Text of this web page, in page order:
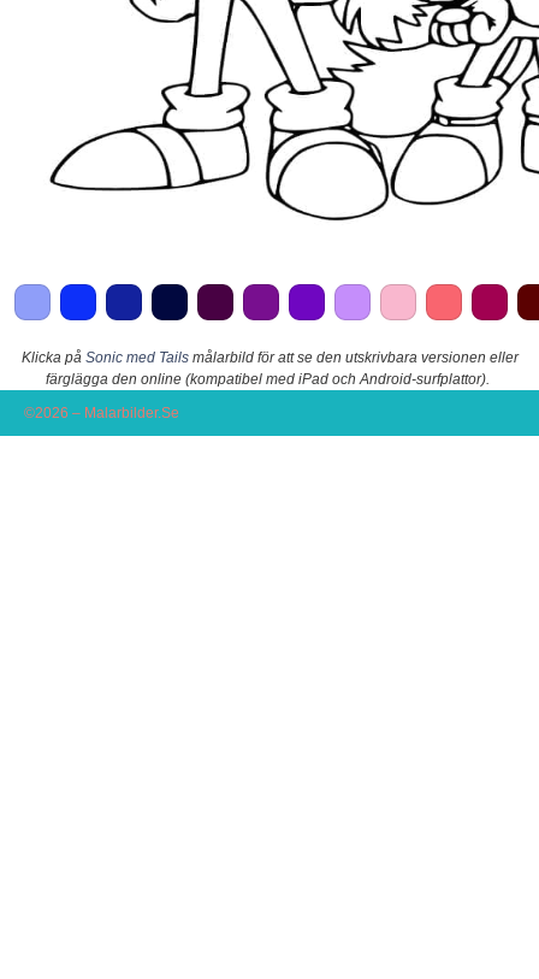
Klicka på Sonic med Tailsmålarbild för att se den utskrivbara versionen eller
färglägga den online (kompatibel med iPad och Android-surfplattor).
©2026 – Malarbilder.Se